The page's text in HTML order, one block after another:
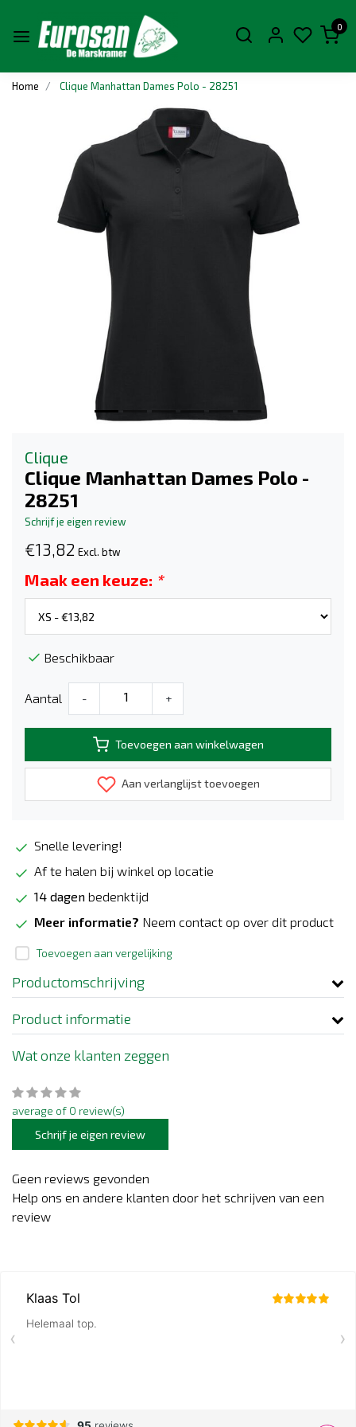
0
Home Clique Manhattan Dames Polo - 28251
Clique
Clique Manhattan Dames Polo -
28251
Schrijf je eigen review
€13,82 Excl. btw
Maak een keuze: *
Beschikbaar
Aantal - +
Toevoegen aan winkelwagen
Aan verlanglijst toevoegen
Snelle levering!
Af te halen bij winkel op locatie
14 dagen bedenktijd
Meer informatie? Neem contact op over dit product
Toevoegen aan vergelijking
Productomschrijving
Product informatie
Wat onze klanten zeggen
average of 0 review(s)
Schrijf je eigen review
Geen reviews gevonden
Help ons en andere klanten door het schrijven van een
review